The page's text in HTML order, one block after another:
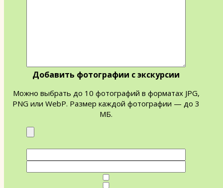
Добавить фотографии с экскурсии
Можно выбрать до 10 фотографий в форматах JPG,
PNG или WebP. Размер каждой фотографии — до 3
МБ.